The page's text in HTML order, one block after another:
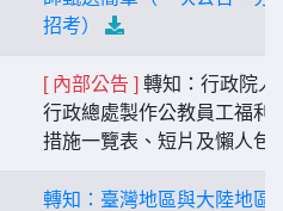
招考）
[ 內部公告 ] 轉知：行政院人
行政總處製作公教員工福利
措施一覽表、短片及懶人包
轉知：臺灣地區與大陸地區